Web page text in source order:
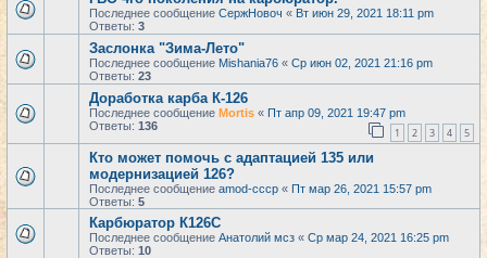
Последнее сообщение СержНовоч « Вт июн 29, 2021 18:11 pm
Ответы: 3
Заслонка "Зима-Лето"
Последнее сообщение Mishania76 « Ср июн 02, 2021 21:16 pm
Ответы: 23
Доработка карба К-126
Последнее сообщение Mortis « Пт апр 09, 2021 19:47 pm
Ответы: 136 1 2 3 4 5
Кто может помочь с адаптацией 135 или
модернизацией 126?
Последнее сообщение amod-cccp « Пт мар 26, 2021 15:57 pm
Ответы: 5
Карбюратор К126С
Последнее сообщение Анатолий мсз « Ср мар 24, 2021 16:25 pm
Ответы: 10